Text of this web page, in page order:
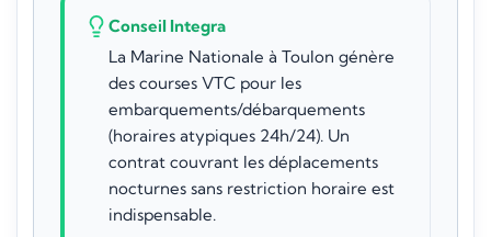
Conseil Integra
La Marine Nationale à Toulon génère
des courses VTC pour les
embarquements/débarquements
(horaires atypiques 24h/24). Un
contrat couvrant les déplacements
nocturnes sans restriction horaire est
indispensable.